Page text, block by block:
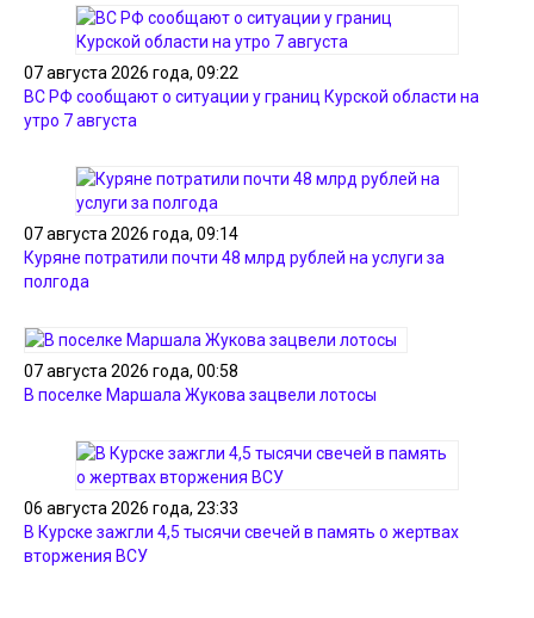
07 августа 2026 года, 09:22
ВС РФ сообщают о ситуации у границ Курской области на
утро 7 августа
07 августа 2026 года, 09:14
Куряне потратили почти 48 млрд рублей на услуги за
полгода
07 августа 2026 года, 00:58
В поселке Маршала Жукова зацвели лотосы
06 августа 2026 года, 23:33
В Курске зажгли 4,5 тысячи свечей в память о жертвах
вторжения ВСУ